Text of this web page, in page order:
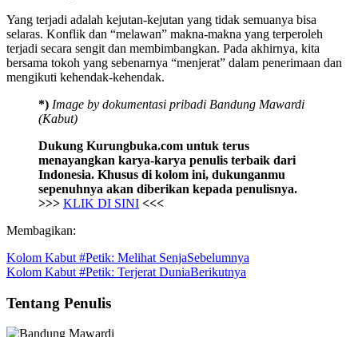
Yang terjadi adalah kejutan-kejutan yang tidak semuanya bisa
selaras. Konflik dan “melawan” makna-makna yang terperoleh
terjadi secara sengit dan membimbangkan. Pada akhirnya, kita
bersama tokoh yang sebenarnya “menjerat” dalam penerimaan dan
mengikuti kehendak-kehendak.
*) Image by dokumentasi pribadi Bandung Mawardi
(Kabut)
Dukung Kurungbuka.com untuk terus
menayangkan karya-karya penulis terbaik dari
Indonesia. Khusus di kolom ini, dukunganmu
sepenuhnya akan diberikan kepada penulisnya.
>>> KLIK DI SINI <<<
Membagikan:
Kolom Kabut #Petik: Melihat SenjaSebelumnya
Kolom Kabut #Petik: Terjerat DuniaBerikutnya
Tentang Penulis